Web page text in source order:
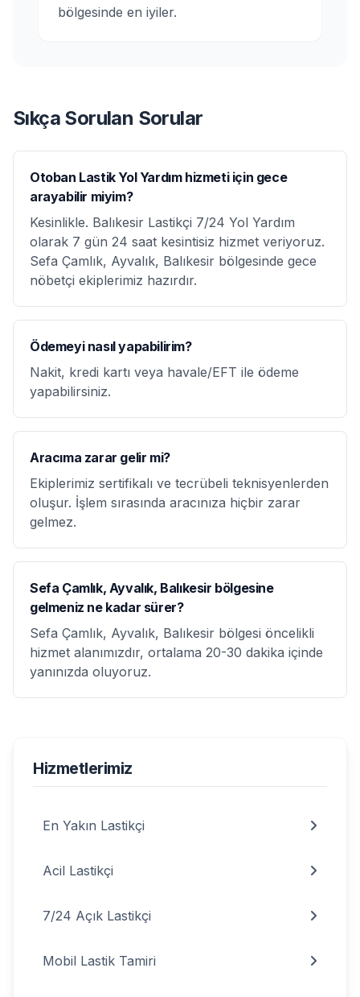
bölgesinde en iyiler.
Sıkça Sorulan Sorular
Otoban Lastik Yol Yardım hizmeti için gece
arayabilir miyim?
Kesinlikle. Balıkesir Lastikçi 7/24 Yol Yardım
olarak 7 gün 24 saat kesintisiz hizmet veriyoruz.
Sefa Çamlık, Ayvalık, Balıkesir bölgesinde gece
nöbetçi ekiplerimiz hazırdır.
Ödemeyi nasıl yapabilirim?
Nakit, kredi kartı veya havale/EFT ile ödeme
yapabilirsiniz.
Aracıma zarar gelir mi?
Ekiplerimiz sertifikalı ve tecrübeli teknisyenlerden
oluşur. İşlem sırasında aracınıza hiçbir zarar
gelmez.
Sefa Çamlık, Ayvalık, Balıkesir bölgesine
gelmeniz ne kadar sürer?
Sefa Çamlık, Ayvalık, Balıkesir bölgesi öncelikli
hizmet alanımızdır, ortalama 20-30 dakika içinde
yanınızda oluyoruz.
Hizmetlerimiz
En Yakın Lastikçi
Acil Lastikçi
7/24 Açık Lastikçi
Mobil Lastik Tamiri